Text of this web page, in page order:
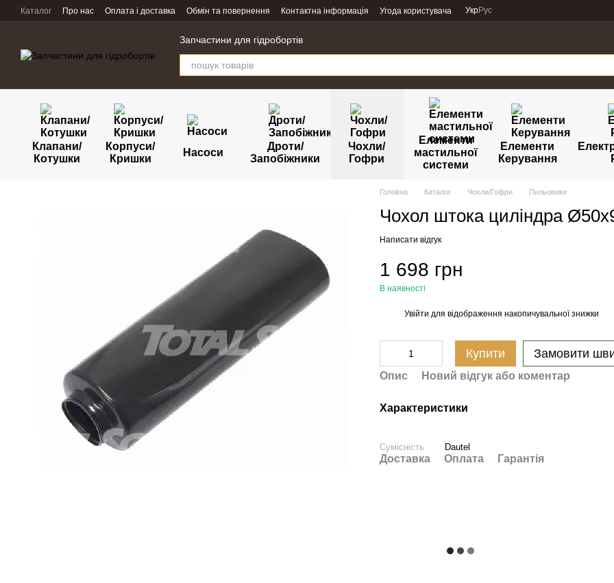
Перейти к основному контенту
Каталог Про нас Оплата і доставка Обмін та повернення Контактна інформація Угода користувача УкрРус
Запчастини для гідробортів
Клапани/
Котушки
Корпуси/
Кришки
Насоси
Дроти/
Запобіжники
Чохли/
Гофри
Елементи
мастильної
системи
Елементи
Керування
Головна Каталог Чохли/Гофри Пильовики
Чохол штока циліндра
Написати відгук
1 698 грн
В наявності
Увійти для відображення накопичувальної знижки
Купити Замовити
Опис Новий відгук або коментар
Характеристики
Сумісність Dautel
Доставка Оплата Гарантія